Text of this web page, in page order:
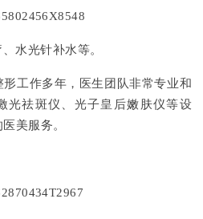
水光针补水等。
形工作多年，医生团队非常专业和
光祛斑仪、光子皇后嫩肤仪等设
美服务。